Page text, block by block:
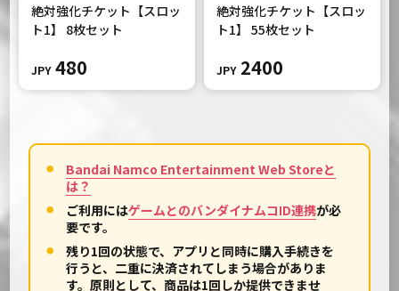
絶対強化チケット【スロッ
ト1】 8枚セット
JPY 480
絶対強化チケット【スロッ
ト1】 55枚セット
JPY 2400
Bandai Namco Entertainment Web Storeと
は？
ご利用にはゲームとのバンダイナムコID連携が必
要です。
残り1回の状態で、アプリと同時に購入手続きを
行うと、二重に決済されてしまう場合がありま
す。原則として、商品は1回しか提供できませ